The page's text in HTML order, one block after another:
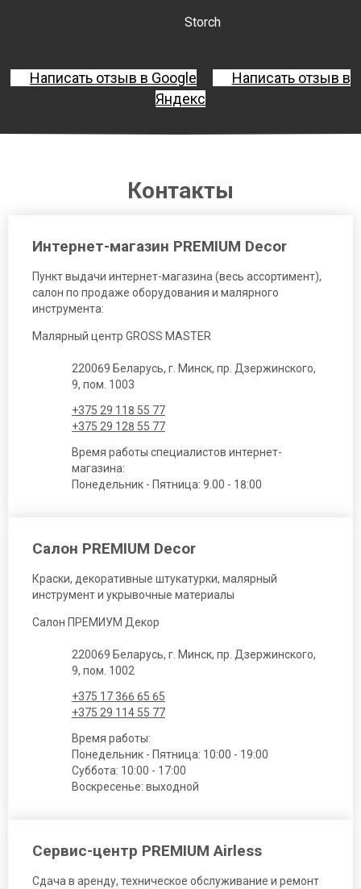
Storch
Написать отзыв в Google
Написать отзыв в
Яндекс
Контакты
Интернет-магазин PREMIUM Decor
Пункт выдачи интернет-магазина (весь ассортимент),
салон по продаже оборудования и малярного
инструмента:
Малярный центр GROSS MASTER
220069 Беларусь, г. Минск, пр. Дзержинского,
9, пом. 1003
+375 29 118 55 77
+375 29 128 55 77
Время работы специалистов интернет-
магазина:
Понедельник - Пятница: 9.00 - 18:00
Салон PREMIUM Decor
Краски, декоративные штукатурки, малярный
инструмент и укрывочные материалы
Салон ПРЕМИУМ Декор
220069 Беларусь, г. Минск, пр. Дзержинского,
9, пом. 1002
+375 17 366 65 65
+375 29 114 55 77
Время работы:
Понедельник - Пятница: 10:00 - 19:00
Суббота: 10:00 - 17:00
Воскресенье: выходной
Сервис-центр PREMIUM Airless
Сдача в аренду, техническое обслуживание и ремонт